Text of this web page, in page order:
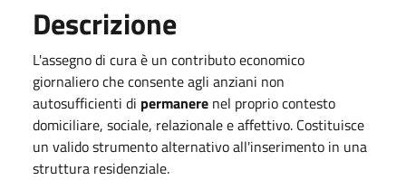
Descrizione
L'assegno di cura è un contributo economico
giornaliero che consente agli anziani non
autosufficienti di permanere nel proprio contesto
domiciliare, sociale, relazionale e affettivo. Costituisce
un valido strumento alternativo all'inserimento in una
struttura residenziale.